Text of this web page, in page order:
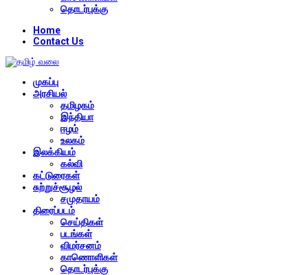
தொடர்புக்கு
Home
Contact Us
முகப்பு
அரசியல்
தமிழகம்
இந்தியா
ஈழம்
உலகம்
இலக்கியம்
கல்வி
கட்டுரைகள்
சுற்றுச்சூழல்
சமுதாயம்
திரைப்படம்
செய்திகள்
படங்கள்
விமர்சனம்
காணொளிகள்
தொடர்புக்கு